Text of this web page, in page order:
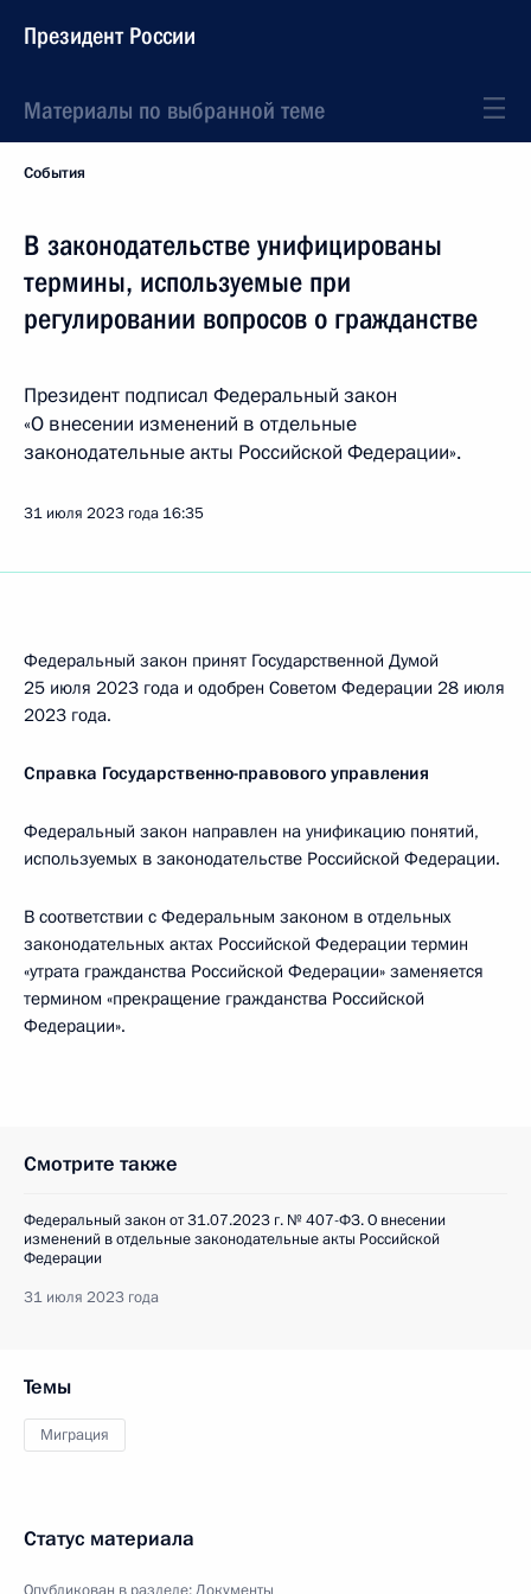
Президент России
Материалы по выбранной теме
События
В законодательстве унифицированы
термины, используемые при
регулировании вопросов о гражданстве
Президент подписал Федеральный закон
«О внесении изменений в отдельные
законодательные акты Российской Федерации».
31 июля 2023 года 16:35
Федеральный закон принят Государственной Думой
25 июля 2023 года и одобрен Советом Федерации 28 июля
2023 года.
Справка Государственно-правового управления
Федеральный закон направлен на унификацию понятий,
используемых в законодательстве Российской Федерации.
В соответствии с Федеральным законом в отдельных
законодательных актах Российской Федерации термин
«утрата гражданства Российской Федерации» заменяется
термином «прекращение гражданства Российской
Федерации».
Смотрите также
Федеральный закон от 31.07.2023 г. № 407-ФЗ. О внесении
изменений в отдельные законодательные акты Российской
Федерации
31 июля 2023 года
Темы
Миграция
Статус материала